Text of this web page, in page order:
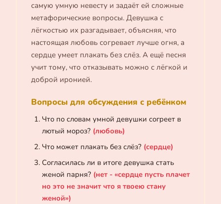
самую умную невесту и задаёт ей сложные
метафорические вопросы. Девушка с
лёгкостью их разгадывает, объясняя, что
настоящая любовь согревает лучше огня, а
сердце умеет плакать без слёз. А ещё песня
учит тому, что отказывать можно с лёгкой и
доброй иронией.
Вопросы для обсуждения с ребёнком
Что по словам умной девушки согреет в
лютый мороз? (любовь)
Что может плакать без слёз? (сердце)
Согласилась ли в итоге девушка стать
женой парня? (нет - «сердце пусть плачет
но это не значит что я твоею стану
женой»)